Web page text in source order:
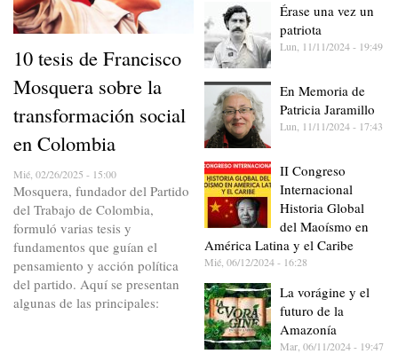
10 tesis de Francisco
Mosquera sobre la
transformación social
en Colombia
Mié, 02/26/2025 - 15:00
Mosquera, fundador del Partido
del Trabajo de Colombia,
formuló varias tesis y
fundamentos que guían el
pensamiento y acción política
del partido. Aquí se presentan
algunas de las principales:
Érase una vez un
patriota
Lun, 11/11/2024 - 19:49
En Memoria de
Patricia Jaramillo
Lun, 11/11/2024 - 17:43
II Congreso
Internacional
Historia Global
del Maoísmo en
América Latina y el Caribe
Mié, 06/12/2024 - 16:28
La vorágine y el
futuro de la
Amazonía
Mar, 06/11/2024 - 19:47